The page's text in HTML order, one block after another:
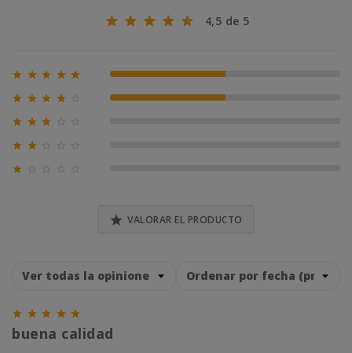
4,5 de 5
     50% (1)
    50% (1)
  
 

 VALORAR EL PRODUCTO
    
buena calidad